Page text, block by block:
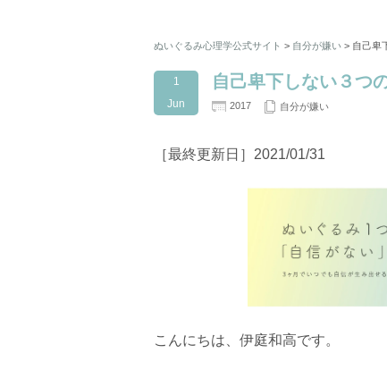
ぬいぐるみ心理学公式サイト > 自分が嫌い > 自己卑
1
Jun
自己卑下しない３つ
2017 自分が嫌い
［最終更新日］2021/01/31
こんにちは、伊庭和高です。